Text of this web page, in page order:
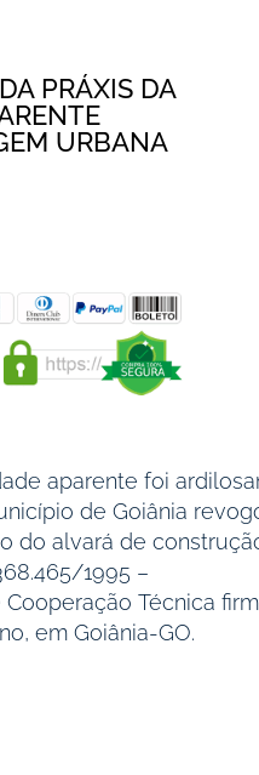
PRÁXIS DA
URBANA
aparente foi
de Goiânia
do alvará de
1995 –
Cooperação Técnica
em Goiânia-GO.